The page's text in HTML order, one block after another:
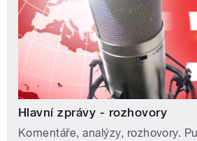
Hlavní zprávy - rozhovory
Komentáře, analýzy, rozhovory.